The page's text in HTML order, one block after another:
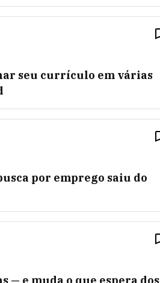
seu currículo em várias
por emprego saiu do